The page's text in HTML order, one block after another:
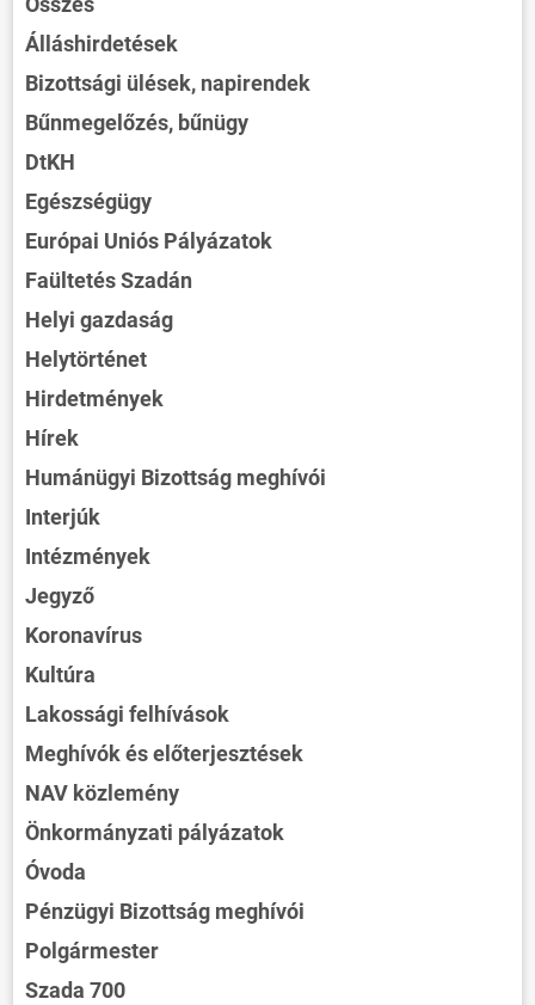
Álláshirdetések
Bizottsági ülések, napirendek
Bűnmegelőzés, bűnügy
DtKH
Egészségügy
Európai Uniós Pályázatok
Faültetés Szadán
Helyi gazdaság
Helytörténet
Hirdetmények
Hírek
Humánügyi Bizottság meghívói
Interjúk
Intézmények
Jegyző
Koronavírus
Kultúra
Lakossági felhívások
Meghívók és előterjesztések
NAV közlemény
Önkormányzati pályázatok
Óvoda
Pénzügyi Bizottság meghívói
Polgármester
Szada 700